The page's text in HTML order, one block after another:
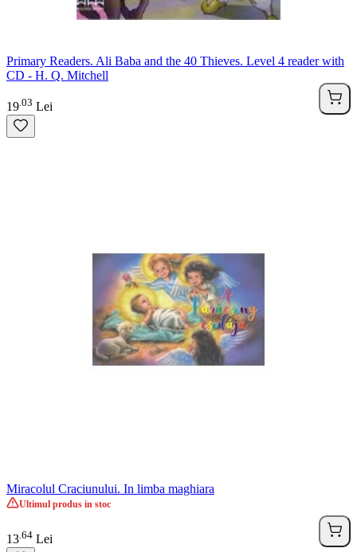
Primary Readers. Ali Baba and the 40 Thieves. Level 4 reader with
CD - H. Q. Mitchell
19 03 Lei
Miracolul Craciunului. In limba maghiara
Ultimul produs in stoc
13 64 Lei